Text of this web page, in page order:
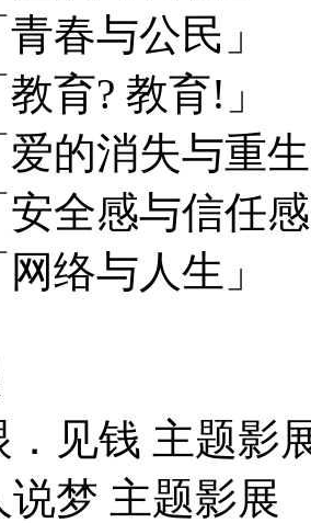
春与公民」
育? 教育!」
的消失与重
全感与信任
络与人生」
．见钱 主题影
说梦 主题影展